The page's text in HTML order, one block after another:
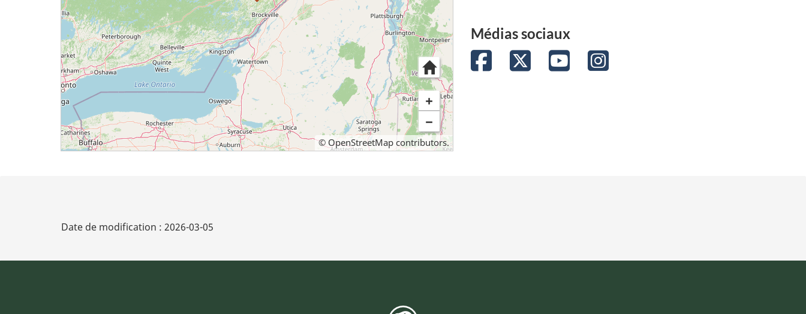
+
−
© OpenStreetMapcontributors.
Médias sociaux
FacebookTwitter YouTubeInstagram
Date de modification : 2026-03-05